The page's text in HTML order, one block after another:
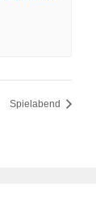
Spielabend